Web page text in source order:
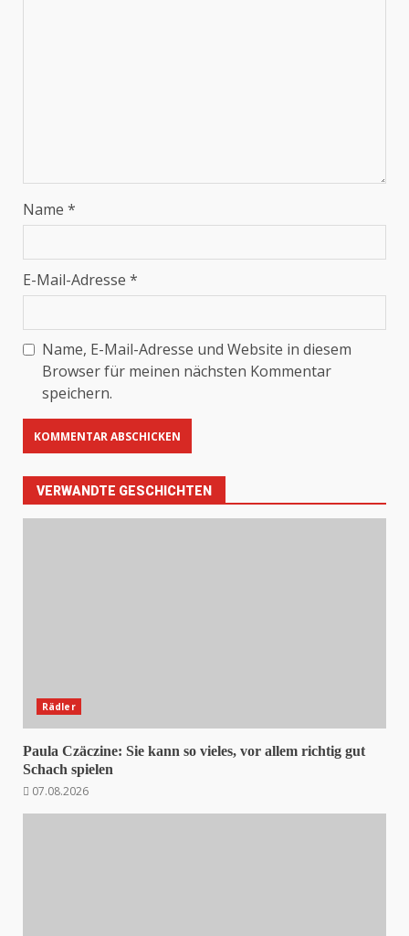
Name *
E-Mail-Adresse *
Name, E-Mail-Adresse und Website in diesem
Browser für meinen nächsten Kommentar
speichern.
VERWANDTE GESCHICHTEN
Rädler
Paula Czäczine: Sie kann so vieles, vor allem richtig gut
Schach spielen
07.08.2026